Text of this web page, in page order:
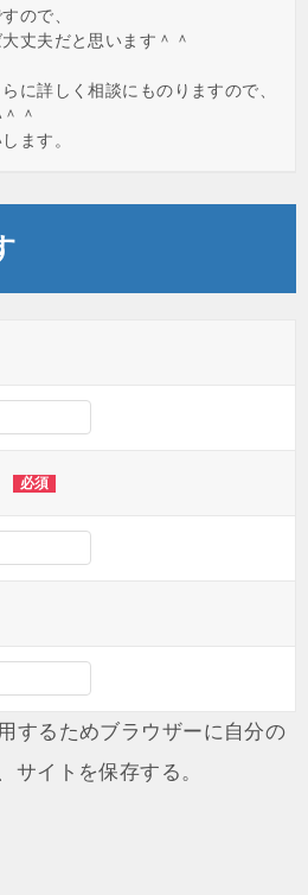
ので、
丈夫だと思います＾＾
に詳しく相談にものりますので、
＾
ます。
必須
するためブラウザーに自分の
サイトを保存する。